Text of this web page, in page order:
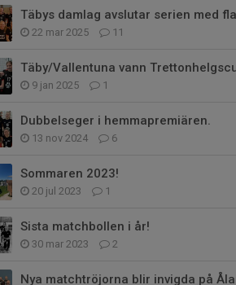
Täbys damlag avslutar serien med
22 mar 2025 11
Täby/Vallentuna vann
9 jan 2025 1
Dubbelseger i hemmapremiären.
13 nov 2024 6
Sommaren 2023!
20 jul 2023 1
Sista matchbollen i år!
30 mar 2023 2
Nya matchtröjorna blir invigda på